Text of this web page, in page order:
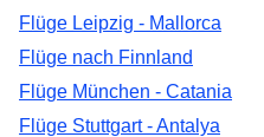
Flüge Leipzig - Mallorca
Flüge nach Finnland
Flüge München - Catania
Flüge Stuttgart - Antalya